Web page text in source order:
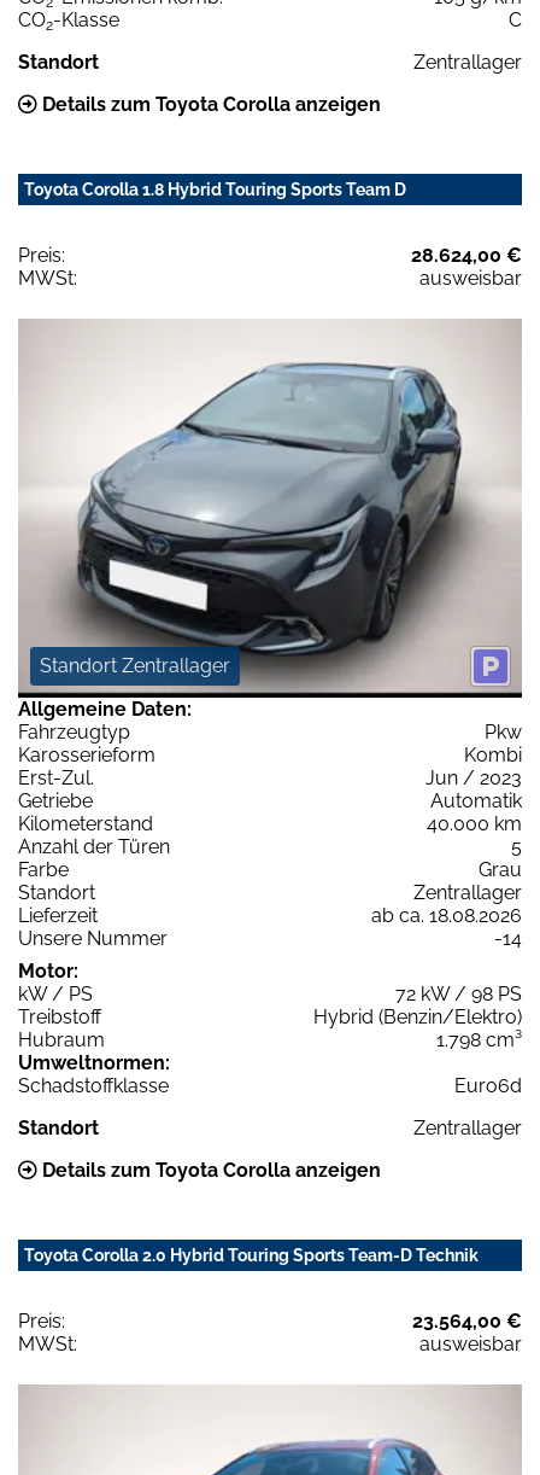
CO2-Klasse
C
Standort
Zentrallager
Details zum Toyota Corolla anzeigen
Toyota Corolla 1.8 Hybrid Touring Sports Team D
Preis:
28.624,00 €
MWSt:
ausweisbar
Standort Zentrallager
Allgemeine Daten:
Fahrzeugtyp
Pkw
Karosserieform
Kombi
Erst-Zul.
Jun / 2023
Getriebe
Automatik
Kilometerstand
40.000 km
Anzahl der Türen
5
Farbe
Grau
Standort
Zentrallager
Lieferzeit
ab ca. 18.08.2026
Unsere Nummer
-14
Motor:
kW / PS
72 kW / 98 PS
Treibstoff
Hybrid (Benzin/Elektro)
Hubraum
1.798 cm³
Umweltnormen:
Schadstoffklasse
Euro6d
Standort
Zentrallager
Details zum Toyota Corolla anzeigen
Toyota Corolla 2.0 Hybrid Touring Sports Team-D Technik
Preis:
23.564,00 €
MWSt:
ausweisbar